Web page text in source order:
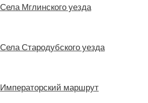
Села Мглинского уезда
Села Стародубского уезда
Императорский маршрут